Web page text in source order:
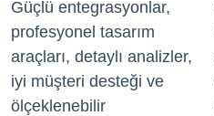
Güçlü entegrasyonlar,
profesyonel tasarım
araçları, detaylı analizler,
iyi müşteri desteği ve
ölçeklenebilir